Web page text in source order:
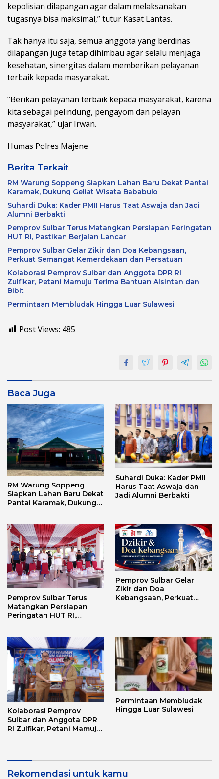
kepolisian dilapangan agar dalam melaksanakan
tugasnya bisa maksimal,” tutur Kasat Lantas.
Tak hanya itu saja, semua anggota yang berdinas
dilapangan juga tetap dihimbau agar selalu menjaga
kesehatan, sinergitas dalam memberikan pelayanan
terbaik kepada masyarakat.
“Berikan pelayanan terbaik kepada masyarakat, karena
kita sebagai pelindung, pengayom dan pelayan
masyarakat,” ujar Irwan.
Humas Polres Majene
Berita Terkait
RM Warung Soppeng Siapkan Lahan Baru Dekat Pantai
Karamak, Dukung Geliat Wisata Bababulo
Suhardi Duka: Kader PMII Harus Taat Aswaja dan Jadi
Alumni Berbakti
Pemprov Sulbar Terus Matangkan Persiapan Peringatan
HUT RI, Pastikan Berjalan Lancar
Pemprov Sulbar Gelar Zikir dan Doa Kebangsaan,
Perkuat Semangat Kemerdekaan dan Persatuan
Kolaborasi Pemprov Sulbar dan Anggota DPR RI
Zulfikar, Petani Mamuju Terima Bantuan Alsintan dan
Bibit
Permintaan Membludak Hingga Luar Sulawesi
Post Views: 485
Baca Juga
RM Warung Soppeng
Siapkan Lahan Baru Dekat
Pantai Karamak, Dukung
Suhardi Duka: Kader PMII
Harus Taat Aswaja dan
Jadi Alumni Berbakti
Pemprov Sulbar Terus
Matangkan Persiapan
Peringatan HUT RI,
Pemprov Sulbar Gelar
Zikir dan Doa
Kebangsaan, Perkuat
Kolaborasi Pemprov
Sulbar dan Anggota DPR
RI Zulfikar, Petani Mamuju
Permintaan Membludak
Hingga Luar Sulawesi
Rekomendasi untuk kamu